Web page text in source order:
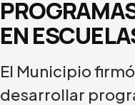
EN
El Municipio
desarrollar